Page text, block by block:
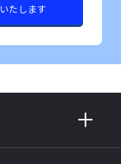
たします